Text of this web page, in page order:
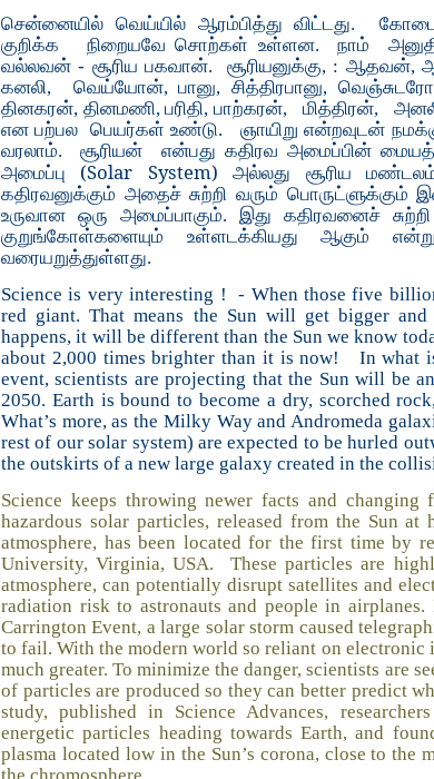
சென்னையில் வெய்யில் ஆரம்பித்து விட்டது. கோடை
குறிக்க நிறையவே சொற்கள் உள்ளன. நாம்
வல்லவன் - சூரிய பகவான். சூரியனுக்கு, : ஆதவன்,
கனலி, வெய்யோன், பானு, சித்திரபானு,
தினகரன், தினமணி, பரிதி, பாற்கரன், மித்திரன்,
என பற்பல பெயர்கள் உண்டு. ஞாயிறு என்றவுடன்
வரலாம். சூரியன் என்பது கதிரவ அமைப்பின்
அமைப்பு (Solar System) அல்லது சூரிய
கதிரவனுக்கும் அதைச் சுற்றி வரும் பொருட்ளுக்கும்
உருவான ஒரு அமைப்பாகும். இது கதிரவனைச்
குறுங்கோள்களையும் உள்ளடக்கியது ஆகும்
வரையறுத்துள்ளது.
Science is very interesting ! - When those five
red giant. That means the Sun will get bigger
happens, it will be different than the Sun we know
about 2,000 times brighter than it is now! In what
event, scientists are projecting that the Sun will be
2050. Earth is bound to become a dry, scorched
What’s more, as the Milky Way and Andromeda
rest of our solar system) are expected to be hurled
the outskirts of a new large galaxy created in the
Science keeps throwing newer facts and
hazardous solar particles, released from the Sun
atmosphere, has been located for the first time by
University, Virginia, USA. These particles are
atmosphere, can potentially disrupt satellites and
radiation risk to astronauts and people in
Carrington Event, a large solar storm caused
to fail. With the modern world so reliant on
much greater. To minimize the danger, scientists are
of particles are produced so they can better predict
study, published in Science Advances,
energetic particles heading towards Earth, and
plasma located low in the Sun’s corona, close to the